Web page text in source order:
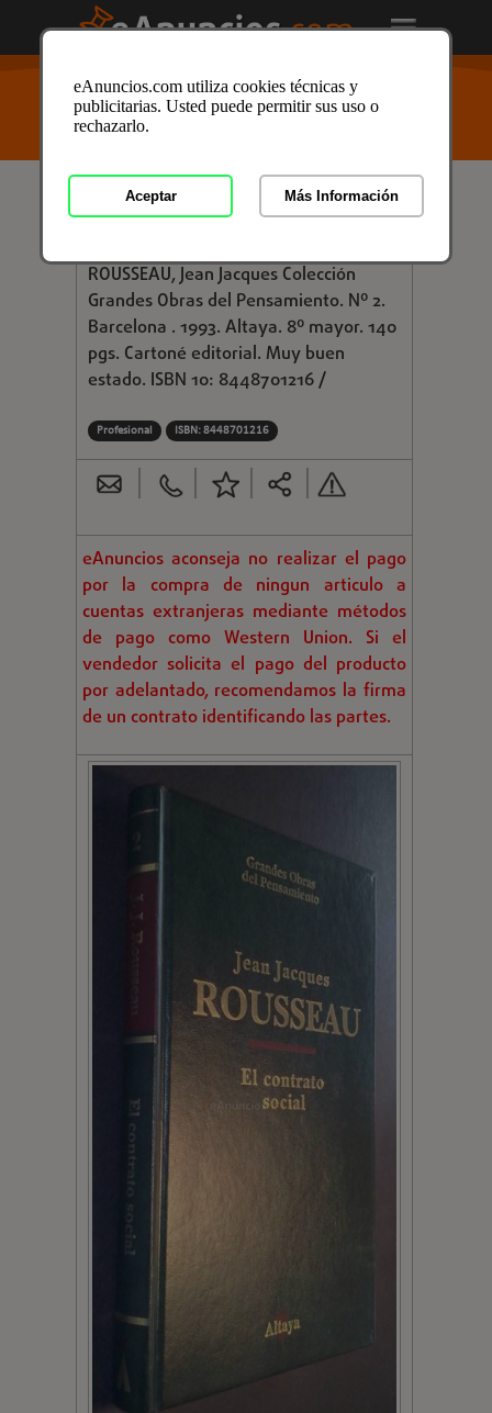
USTED ESTÁ AQUÍ>Anuncios clasificados/Formación
y Libros/Libros y Mas/Libros de Texto/Libros de
Texto en Granada/ Anuncio ID: 3320666
€ 3,00
ROUSSEAU, Jean Jacques Colección
Grandes Obras del Pensamiento. Nº 2.
Barcelona . 1993. Altaya. 8º mayor. 140
pgs. Cartoné editorial. Muy buen
estado. ISBN 10: 8448701216 /
Profesional ISBN: 8448701216
eAnuncios aconseja no realizar el pago
por la compra de ningun articulo a
cuentas extranjeras mediante métodos
de pago como Western Union. Si el
vendedor solicita el pago del producto
por adelantado, recomendamos la firma
de un contrato identificando las partes.
eAnuncios.com utiliza cookies técnicas y
publicitarias. Usted puede permitir sus uso o
rechazarlo.
Aceptar Más Información